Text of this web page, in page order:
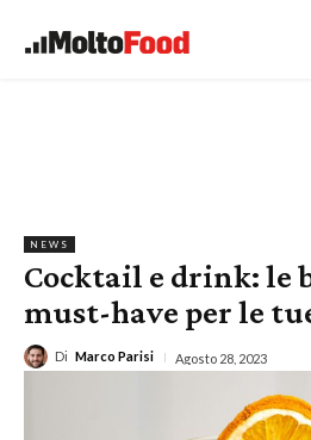
NEWS
Cocktail e drink: le
must-have per le
Di Marco Parisi Agosto 28, 2023